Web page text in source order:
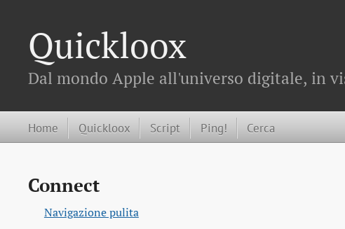
Quickloox
Dal mondo Apple all'universo digitale, in
Home Quickloox Script Ping! Cerca
Connect
Navigazione pulita